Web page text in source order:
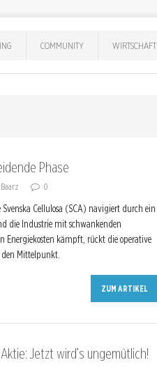
COMMUNITY WIRTSCHAFT
Phase
0
Svenska Cellulosa (SCA) navigiert durch ein
die Industrie mit schwankenden
Energiekosten kämpft, rückt die operative
Mittelpunkt.
ZUM ARTIKEL
Jetzt wird’s ungemütlich!